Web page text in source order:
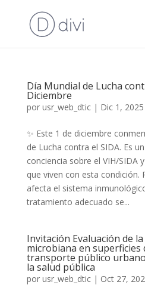
Día Mundial de Lucha
Diciembre
por usr_web_dtic| Dic 1, 2025
✨ Este 1 de diciembre
de Lucha contra el SIDA. Es
conciencia sobre el VIH/SIDA
que viven con esta condición.
afecta el sistema
tratamiento adecuado se...
Invitación Evaluación de
microbiana en superficies
transporte público
la salud pública
por usr_web_dtic| Oct 27,